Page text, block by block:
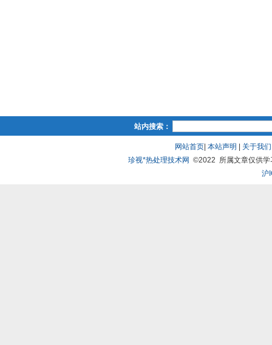
站内搜索：
网站首页| 本站声明 关于我们
珍视*热处理技术网 ©2022 所属文章仅供学
沪